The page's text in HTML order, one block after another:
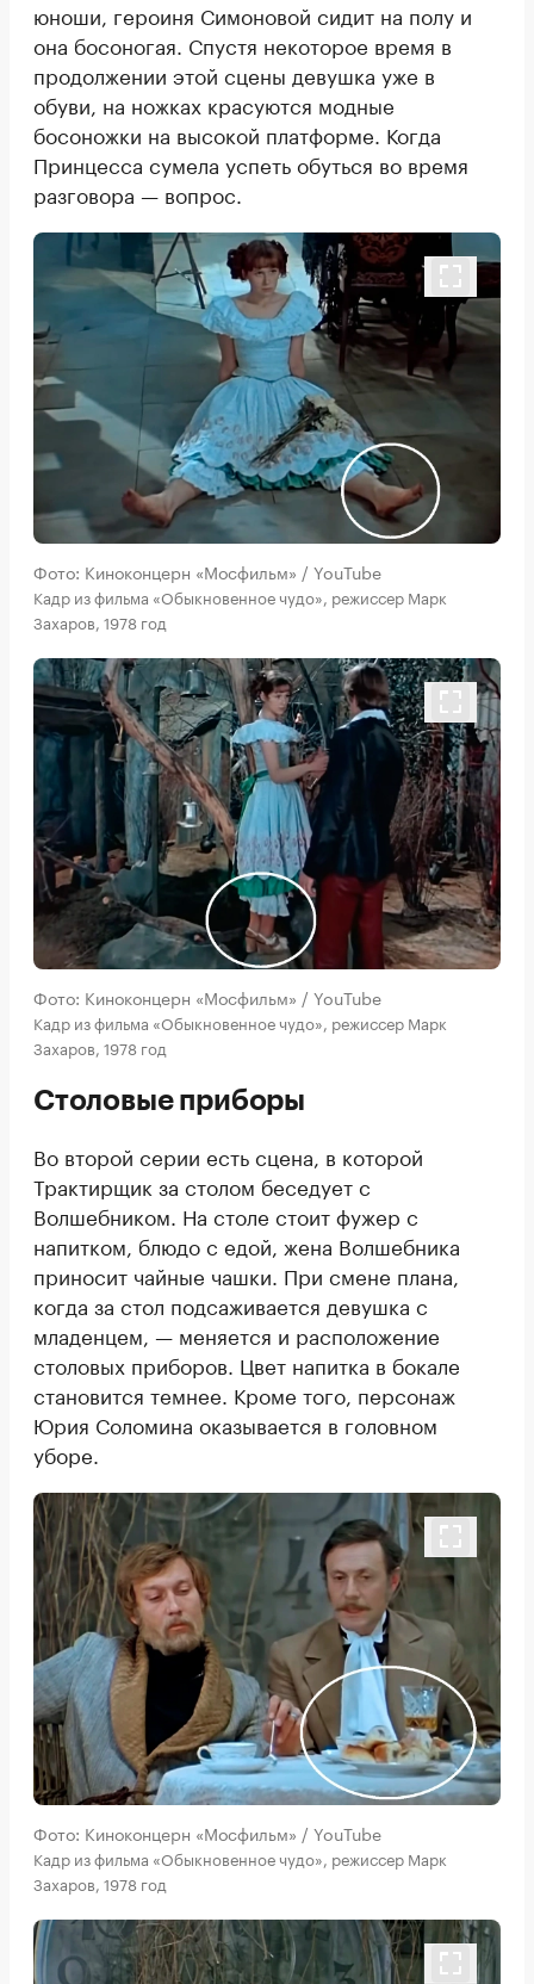
юноши, героиня Симоновой сидит на полу и
она босоногая. Спустя некоторое время в
продолжении этой сцены девушка уже в
обуви, на ножках красуются модные
босоножки на высокой платформе. Когда
Принцесса сумела успеть обуться во время
разговора — вопрос.
Фото: Киноконцерн «Мосфильм» / YouTube
Кадр из фильма «Обыкновенное чудо», режиссер Марк
Захаров, 1978 год
Фото: Киноконцерн «Мосфильм» / YouTube
Кадр из фильма «Обыкновенное чудо», режиссер Марк
Захаров, 1978 год
Столовые приборы
Во второй серии есть сцена, в которой
Трактирщик за столом беседует с
Волшебником. На столе стоит фужер с
напитком, блюдо с едой, жена Волшебника
приносит чайные чашки. При смене плана,
когда за стол подсаживается девушка с
младенцем, — меняется и расположение
столовых приборов. Цвет напитка в бокале
становится темнее. Кроме того, персонаж
Юрия Соломина оказывается в головном
уборе.
Фото: Киноконцерн «Мосфильм» / YouTube
Кадр из фильма «Обыкновенное чудо», режиссер Марк
Захаров, 1978 год